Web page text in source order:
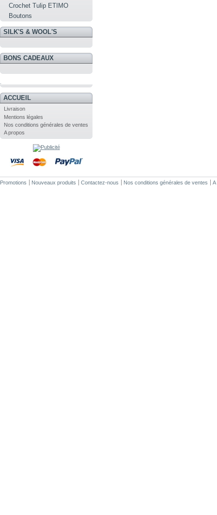
Crochet Tulip ETIMO
Boutons
SILK'S & WOOL'S
BONS CADEAUX
ACCUEIL
Livraison
Mentions légales
Nos conditions générales de ventes
A propos
Promotions Nouveaux produits Contactez-nous Nos conditions générales de ventes A